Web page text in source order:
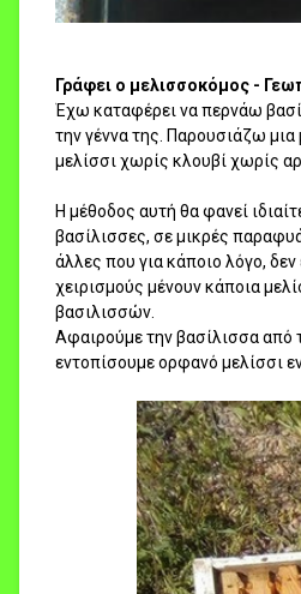
Γράφει ο μελισσοκόμος -
Έχω καταφέρει να περνάω
την γέννα της. Παρουσιάζω
μελίσσι χωρίς κλουβί χωρίς
Η μέθοδος αυτή θα φανεί
βασίλισσες, σε μικρές
άλλες που για κάποιο λόγο,
χειρισμούς μένουν κάποια
βασιλισσών.
Αφαιρούμε την βασίλισσα από
εντοπίσουμε ορφανό μελίσσι